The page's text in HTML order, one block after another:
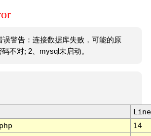
误警告：连接数据库失败，可能的原
不对; 2、mysql未启动。
Line
14